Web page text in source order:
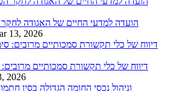
הועדה למדעי החיים של האגודה
13, 2026
דיווח של כלי תקשורת סמכותיים מרובים:
2026